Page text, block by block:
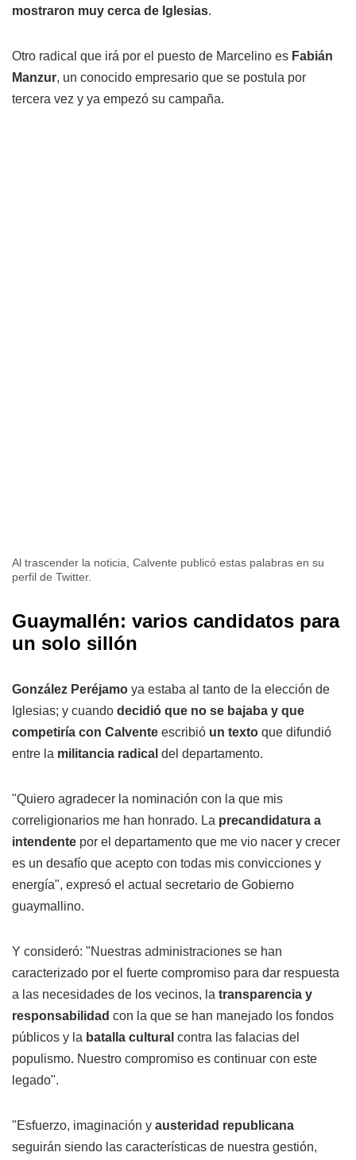
mostraron muy cerca de Iglesias.
Otro radical que irá por el puesto de Marcelino es Fabián
Manzur, un conocido empresario que se postula por
tercera vez y ya empezó su campaña.
Al trascender la noticia, Calvente publicó estas palabras en su
perfil de Twitter.
Guaymallén: varios candidatos para
un solo sillón
González Peréjamo ya estaba al tanto de la elección de
Iglesias; y cuando decidió que no se bajaba y que
competiría con Calvente escribió un texto que difundió
entre la militancia radical del departamento.
"Quiero agradecer la nominación con la que mis
correligionarios me han honrado. La precandidatura a
intendente por el departamento que me vio nacer y crecer
es un desafío que acepto con todas mis convicciones y
energía", expresó el actual secretario de Gobierno
guaymallino.
Y consideró: "Nuestras administraciones se han
caracterizado por el fuerte compromiso para dar respuesta
a las necesidades de los vecinos, la transparencia y
responsabilidad con la que se han manejado los fondos
públicos y la batalla cultural contra las falacias del
populismo. Nuestro compromiso es continuar con este
legado".
"Esfuerzo, imaginación y austeridad republicana
seguirán siendo las características de nuestra gestión,